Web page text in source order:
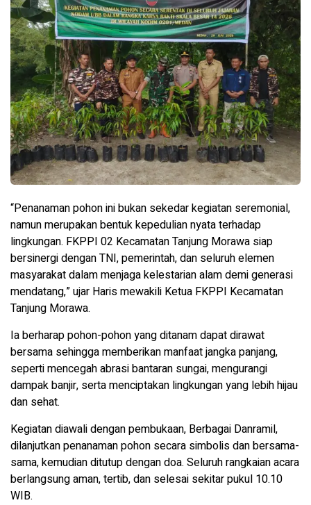
“Penanaman pohon ini bukan sekedar kegiatan seremonial,
namun merupakan bentuk kepedulian nyata terhadap
lingkungan. FKPPI 02 Kecamatan Tanjung Morawa siap
bersinergi dengan TNI, pemerintah, dan seluruh elemen
masyarakat dalam menjaga kelestarian alam demi generasi
mendatang,” ujar Haris mewakili Ketua FKPPI Kecamatan
Tanjung Morawa.
Ia berharap pohon-pohon yang ditanam dapat dirawat
bersama sehingga memberikan manfaat jangka panjang,
seperti mencegah abrasi bantaran sungai, mengurangi
dampak banjir, serta menciptakan lingkungan yang lebih hijau
dan sehat.
Kegiatan diawali dengan pembukaan, Berbagai Danramil,
dilanjutkan penanaman pohon secara simbolis dan bersama-
sama, kemudian ditutup dengan doa. Seluruh rangkaian acara
berlangsung aman, tertib, dan selesai sekitar pukul 10.10
WIB.